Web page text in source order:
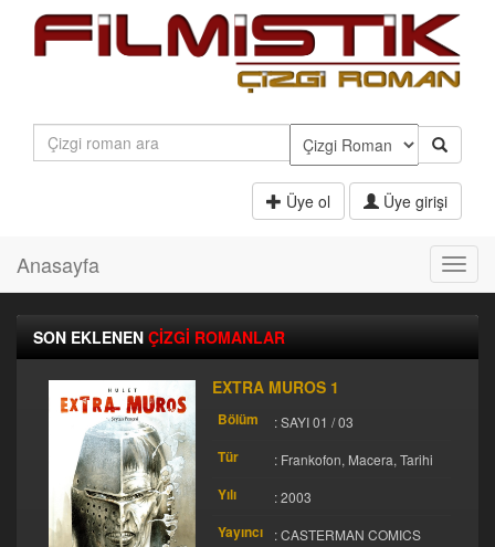
Üye ol Üye girişi
Anasayfa
SON EKLENEN ÇİZGİ ROMANLAR
EXTRA MUROS 1
Bölüm : SAYI 01 / 03
Tür : Frankofon, Macera, Tarihi
Yılı : 2003
Yayıncı : CASTERMAN COMICS